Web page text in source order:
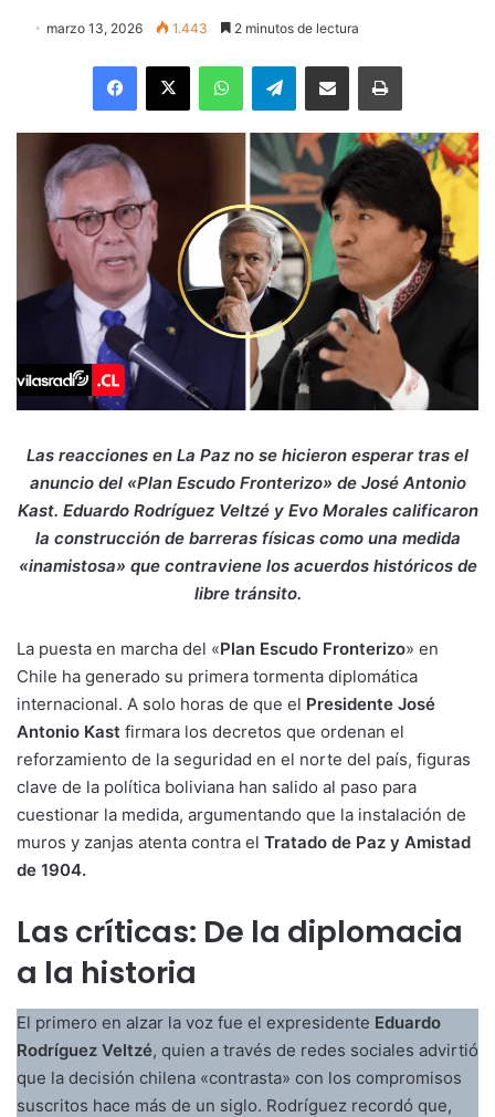
marzo 13, 2026 1.443 2 minutos de lectura
Facebook
X WhatsAppTelegramEnviar vía email Imprimir
Las reacciones en La Paz no se hicieron esperar tras el
anuncio del «Plan Escudo Fronterizo» de José Antonio
Kast. Eduardo Rodríguez Veltzé y Evo Morales calificaron
la construcción de barreras físicas como una medida
«inamistosa» que contraviene los acuerdos históricos de
libre tránsito.
La puesta en marcha del «Plan Escudo Fronterizo» en
Chile ha generado su primera tormenta diplomática
internacional. A solo horas de que el Presidente José
Antonio Kast firmara los decretos que ordenan el
reforzamiento de la seguridad en el norte del país, figuras
clave de la política boliviana han salido al paso para
cuestionar la medida, argumentando que la instalación de
muros y zanjas atenta contra el Tratado de Paz y Amistad
de 1904.
Las críticas: De la diplomacia
a la historia
El primero en alzar la voz fue el expresidente Eduardo
Rodríguez Veltzé, quien a través de redes sociales advirtió
que la decisión chilena «contrasta» con los compromisos
suscritos hace más de un siglo. Rodríguez recordó que,